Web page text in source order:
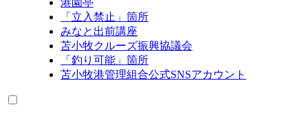
港園亭
「立入禁止」箇所
みなと出前講座
苫小牧クルーズ振興協議会
「釣り可能」箇所
苫小牧港管理組合公式SNSアカウント